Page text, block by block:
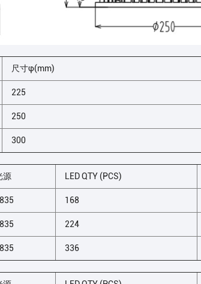
尺寸φ(mm)
225
250
300
源 LED QTY (PCS)
168
224
336